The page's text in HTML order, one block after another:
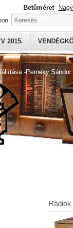
-Perneky
2015.
Betűméret
Rádiók